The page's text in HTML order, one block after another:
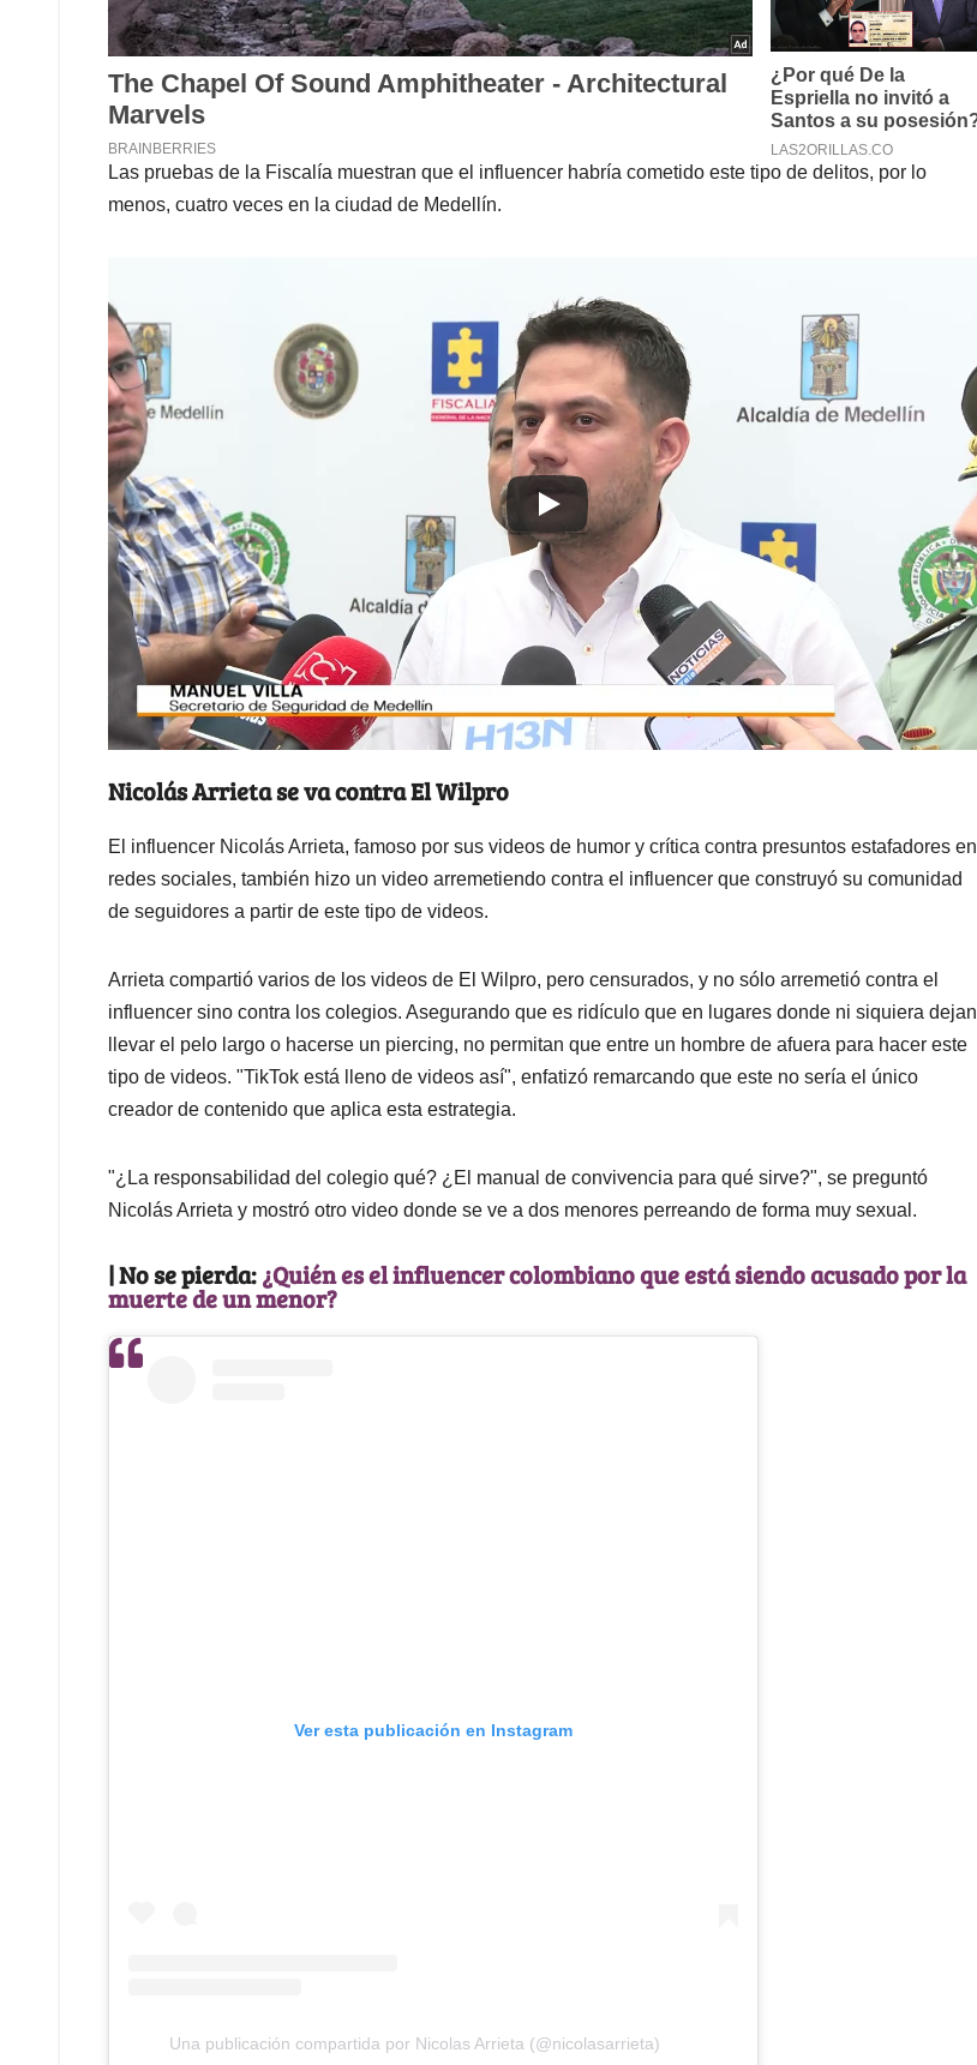
Las pruebas de la Fiscalía muestran que el influencer habría cometido este tipo de delitos, por lo
menos, cuatro veces en la ciudad de Medellín.
Nicolás Arrieta se va contra El Wilpro
El influencer Nicolás Arrieta, famoso por sus videos de humor y crítica contra presuntos estafadores en
redes sociales, también hizo un video arremetiendo contra el influencer que construyó su comunidad
de seguidores a partir de este tipo de videos.
Arrieta compartió varios de los videos de El Wilpro, pero censurados, y no sólo arremetió contra el
influencer sino contra los colegios. Asegurando que es ridículo que en lugares donde ni siquiera dejan
llevar el pelo largo o hacerse un piercing, no permitan que entre un hombre de afuera para hacer este
tipo de videos. "TikTok está lleno de videos así", enfatizó remarcando que este no sería el único
creador de contenido que aplica esta estrategia.
"¿La responsabilidad del colegio qué? ¿El manual de convivencia para qué sirve?", se preguntó
Nicolás Arrieta y mostró otro video donde se ve a dos menores perreando de forma muy sexual.
| No se pierda:¿Quién es el influencer colombiano que está siendo acusado por la
muerte de un menor?
Ver esta publicación en Instagram
Una publicación compartida por Nicolas Arrieta (@nicolasarrieta)